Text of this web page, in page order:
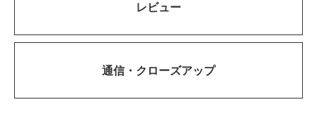
レビュー
通信・ クローズアップ